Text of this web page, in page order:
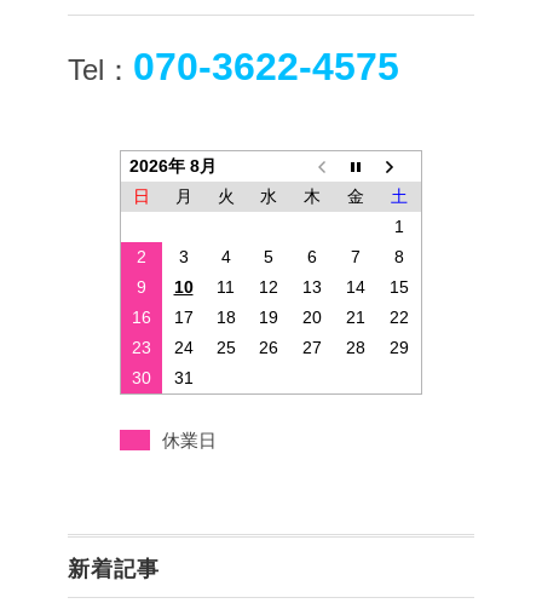
Tel： 070-3622-4575
2026年 8月
日
月 火 水 木 金
土
1
2
3 4 5 6 7
8
9
10 11 12 13 14
15
16
17 18 19 20 21
22
23
24 25 26 27 28
29
30
31
休業日
新着記事